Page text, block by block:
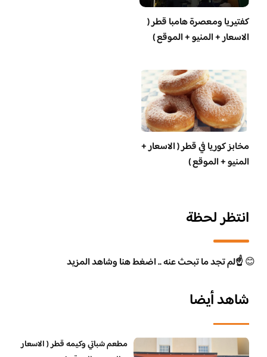
‏كفتيريا ومعصرة هامبا قطر (
الاسعار + المنيو + الموقع )
مخابز كوريا في قطر ( الاسعار +
المنيو + الموقع )
انتظر لحظة
😊☝️لم تجد ما تبحث عنه .. اضغط هنا وشاهد المزيد
شاهد أيضا
مطعم شباتي وكيمه قطر ( الاسعار